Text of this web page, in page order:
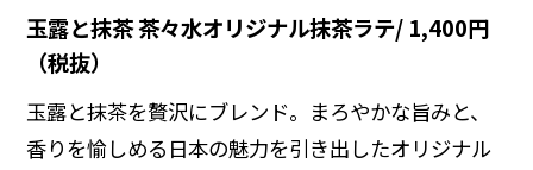
玉露と抹茶 茶々水オリジナル抹茶ラテ/ 1,400円
（税抜）
玉露と抹茶を贅沢にブレンド。まろやかな旨みと、
香りを愉しめる日本の魅力を引き出したオリジナル